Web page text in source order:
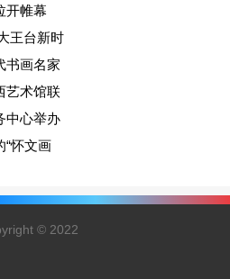
开帷幕
王台新时
书画名家
艺术馆联
中心举办
“怀文画
© 2022